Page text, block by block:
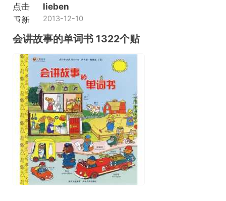
点击
重新
加载
lieben
2013-12-10
会讲故事的单词书 1322个贴